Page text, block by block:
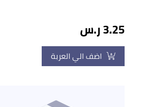
3.25 ر.س
اضف الي العربة